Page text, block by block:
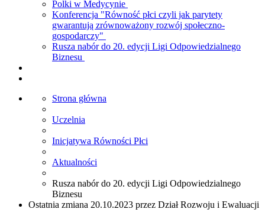
Polki w Medycynie
Konferencja "Równość płci czyli jak parytety
gwarantują zrównoważony rozwój społeczno-
gospodarczy"
Rusza nabór do 20. edycji Ligi Odpowiedzialnego
Biznesu
Strona główna
Uczelnia
Inicjatywa Równości Płci
Aktualności
Rusza nabór do 20. edycji Ligi Odpowiedzialnego
Biznesu
Ostatnia zmiana 20.10.2023 przez Dział Rozwoju i Ewaluacji